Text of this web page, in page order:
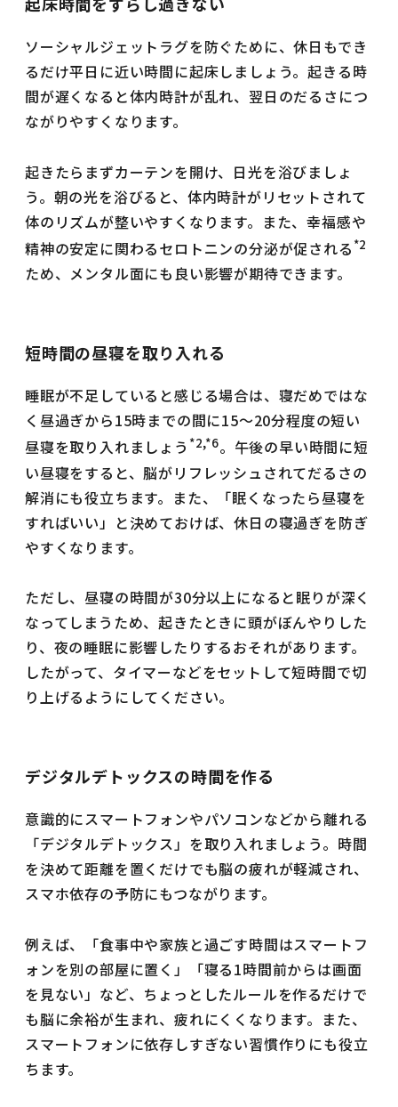
ソーシャルジェットラグを防ぐために、休日もでき
るだけ平日に近い時間に起床しましょう。起きる時
間が遅くなると体内時計が乱れ、翌日のだるさにつ
ながりやすくなります。
起きたらまずカーテンを開け、日光を浴びましょ
う。朝の光を浴びると、体内時計がリセットされて
体のリズムが整いやすくなります。また、幸福感や
精神の安定に関わるセロトニンの分泌が促される *2
ため、メンタル面にも良い影響が期待できます。
短時間の昼寝を取り入れる
睡眠が不足していると感じる場合は、寝だめではな
く昼過ぎから15時までの間に15～20分程度の短い
昼寝を取り入れましょう *2,*6。午後の早い時間に短
い昼寝をすると、脳がリフレッシュされてだるさの
解消にも役立ちます。また、「眠くなったら昼寝を
すればいい」と決めておけば、休日の寝過ぎを防ぎ
やすくなります。
ただし、昼寝の時間が30分以上になると眠りが深く
なってしまうため、起きたときに頭がぼんやりした
り、夜の睡眠に影響したりするおそれがあります。
したがって、タイマーなどをセットして短時間で切
り上げるようにしてください。
デジタルデトックスの時間を作る
意識的にスマートフォンやパソコンなどから離れる
「デジタルデトックス」を取り入れましょう。時間
を決めて距離を置くだけでも脳の疲れが軽減され、
スマホ依存の予防にもつながります。
例えば、「食事中や家族と過ごす時間はスマートフ
ォンを別の部屋に置く」「寝る1時間前からは画面
を見ない」など、ちょっとしたルールを作るだけで
も脳に余裕が生まれ、疲れにくくなります。また、
スマートフォンに依存しすぎない習慣作りにも役立
ちます。